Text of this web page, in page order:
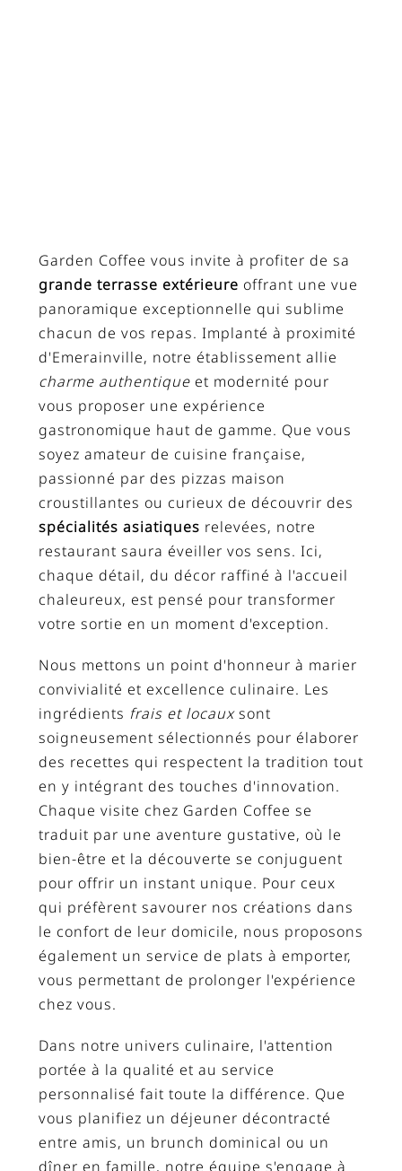
Garden Coffee vous invite à profiter de sa
grande terrasse extérieure offrant une vue
panoramique exceptionnelle qui sublime
chacun de vos repas. Implanté à proximité
d'Emerainville, notre établissement allie
charme authentiqueet modernité pour
vous proposer une expérience
gastronomique haut de gamme. Que vous
soyez amateur de cuisine française,
passionné par des pizzas maison
croustillantes ou curieux de découvrir des
spécialités asiatiques relevées, notre
restaurant saura éveiller vos sens. Ici,
chaque détail, du décor raffiné à l'accueil
chaleureux, est pensé pour transformer
votre sortie en un moment d'exception.
Nous mettons un point d'honneur à marier
convivialité et excellence culinaire. Les
ingrédients frais et locauxsont
soigneusement sélectionnés pour élaborer
des recettes qui respectent la tradition tout
en y intégrant des touches d'innovation.
Chaque visite chez Garden Coffee se
traduit par une aventure gustative, où le
bien-être et la découverte se conjuguent
pour offrir un instant unique. Pour ceux
qui préfèrent savourer nos créations dans
le confort de leur domicile, nous proposons
également un service de plats à emporter,
vous permettant de prolonger l'expérience
chez vous.
Dans notre univers culinaire, l'attention
portée à la qualité et au service
personnalisé fait toute la différence. Que
vous planifiez un déjeuner décontracté
entre amis, un brunch dominical ou un
dîner en famille, notre équipe s'engage à